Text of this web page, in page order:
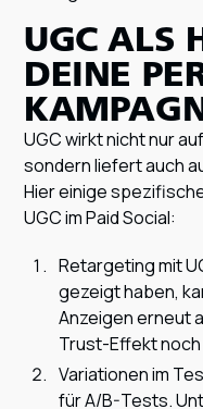
UGC ALS
DEINE
UGC wirkt nicht nur
sondern liefert auch
Hier einige
UGC im Paid Social:
Retargeting mit
gezeigt haben,
Anzeigen erneut
Trust-Effekt
Variationen im
für A/B-Tests.